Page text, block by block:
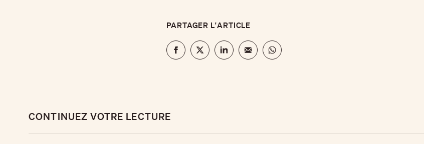
PARTAGER L'ARTICLE
CONTINUEZ VOTRE LECTURE